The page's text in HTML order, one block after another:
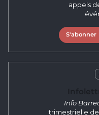
appels
S'abonner
Info
trimestrielle